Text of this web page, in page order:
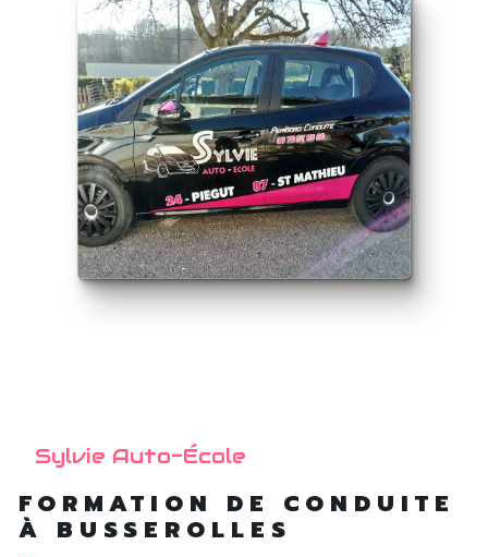
Sylvie Auto-École
FORMATION DE CONDUITE
À BUSSEROLLES